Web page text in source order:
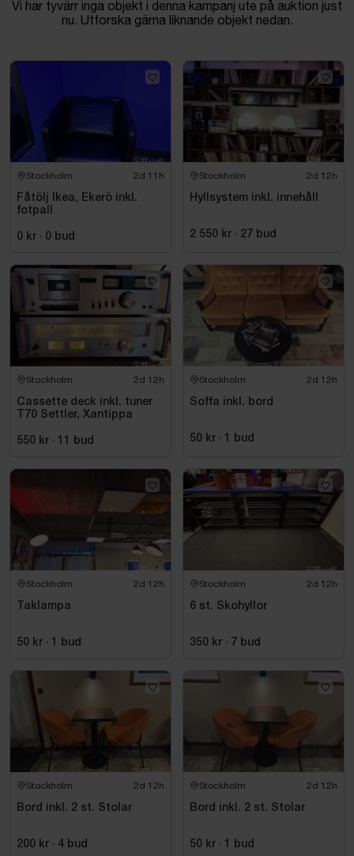
Vi har tyvärr inga objekt i denna kampanj ute på auktion just
nu. Utforska gärna liknande objekt nedan.
Stockholm 2d 11h
Fåtölj Ikea, Ekerö inkl.
fotpall
0 kr · 0 bud
Stockholm 2d 12h
Hyllsystem inkl. innehåll
2 550 kr · 27 bud
Stockholm 2d 12h
Cassette deck inkl. tuner
T70 Settler, Xantippa
550 kr · 11 bud
Stockholm 2d 12h
Soffa inkl. bord
50 kr · 1 bud
Stockholm 2d 12h
Taklampa
50 kr · 1 bud
Stockholm 2d 12h
6 st. Skohyllor
350 kr · 7 bud
Stockholm 2d 12h
Bord inkl. 2 st. Stolar
200 kr · 4 bud
Stockholm 2d 12h
Bord inkl. 2 st. Stolar
50 kr · 1 bud